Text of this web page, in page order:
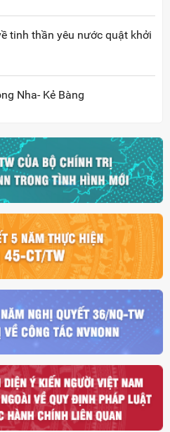
tinh thần yêu nước quật khởi
Nha- Kẻ Bàng